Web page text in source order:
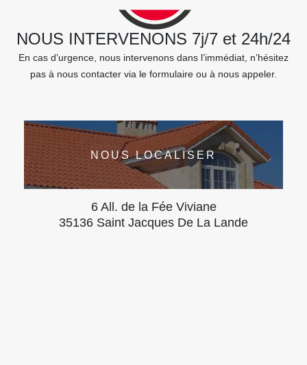
NOUS INTERVENONS 7j/7 et 24h/24
En cas d’urgence, nous intervenons dans l’immédiat, n’hésitez
pas à nous contacter via le formulaire ou à nous appeler.
NOUS LOCALISER
6 All. de la Fée Viviane
35136 Saint Jacques De La Lande